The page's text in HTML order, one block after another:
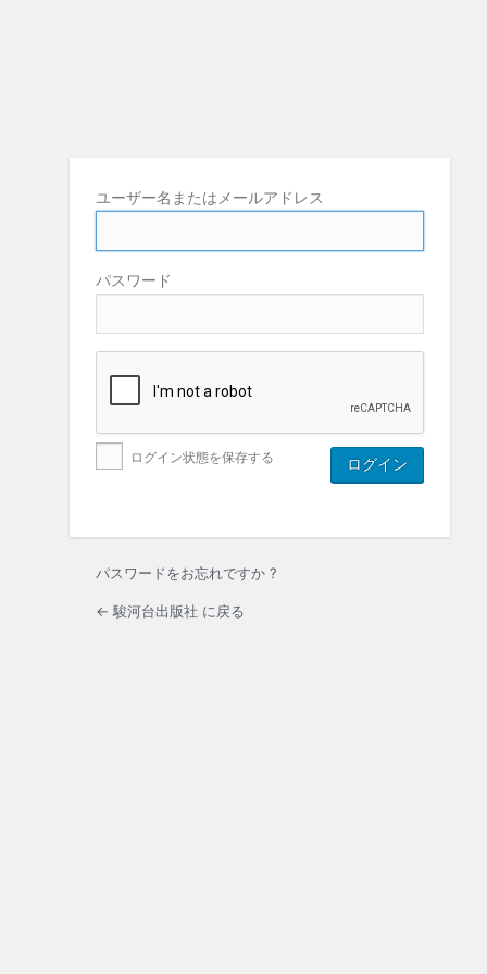
ユーザー名またはメールアドレス
パスワード
ログイン状態を保存する
パスワードをお忘れですか ?
← 駿河台出版社 に戻る